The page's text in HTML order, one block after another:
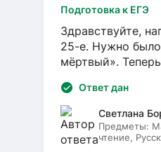
Подготовка к ЕГЭ
Здравствуйте,
25-е. Нужно
мёртвый».
Ответ дан
Светлана
Предметы:
чтение,